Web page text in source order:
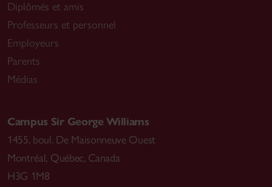
Diplômés et amis
Professeurs et personnel
Employeurs
Parents
Médias
Campus Sir George Williams
1455, boul. De Maisonneuve Ouest
Montréal, Québec, Canada
H3G 1M8